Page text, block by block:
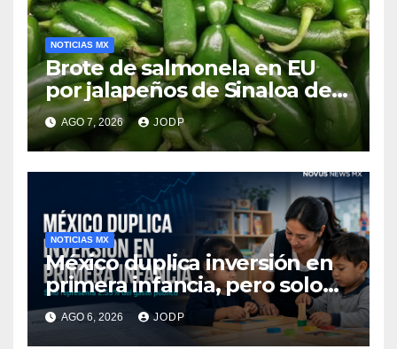
NOTICIAS MX
Brote de salmonela en EU
por jalapeños de Sinaloa deja
345 enfermos y 36
hospitalizados
AGO 7, 2026 JODP
NOTICIAS MX
México duplica inversión en
primera infancia, pero solo
destina 2.53% del gasto
público
AGO 6, 2026 JODP